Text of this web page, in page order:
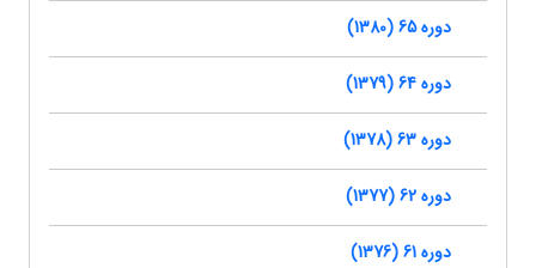
دوره 65 (1380)
دوره 64 (1379)
دوره 63 (1378)
دوره 62 (1377)
دوره 61 (1376)